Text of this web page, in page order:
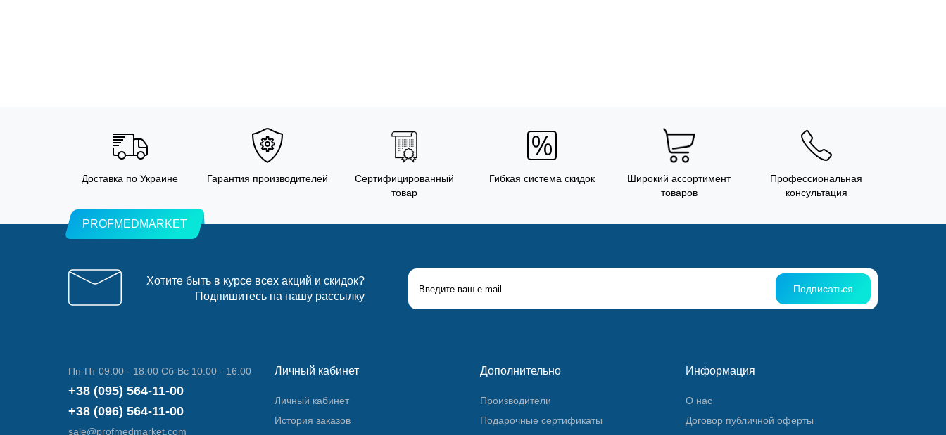
Доставка по Украине Гарантия производителей
Сертифицированный
товар
Гибкая система скидок
Широкий ассортимент
товаров
Профессиональная
консультация
PROFMEDMARKET
Хотите быть в курсе всех акций и скидок?
Подпишитесь на нашу рассылку
Подписаться
Пн-Пт 09:00 - 18:00 Сб-Вс 10:00 - 16:00
+38 (095) 564-11-00
+38 (096) 564-11-00
sale@profmedmarket.com
Личный кабинет
Личный кабинет
История заказов
Дополнительно
Производители
Подарочные сертификаты
Информация
О нас
Договор публичной оферты